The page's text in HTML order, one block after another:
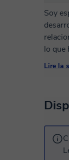
Soy
lo que
en
Lire la